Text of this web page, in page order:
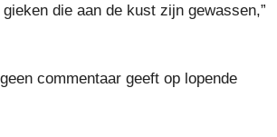
die aan de kust zijn gewassen,”
commentaar geeft op lopende